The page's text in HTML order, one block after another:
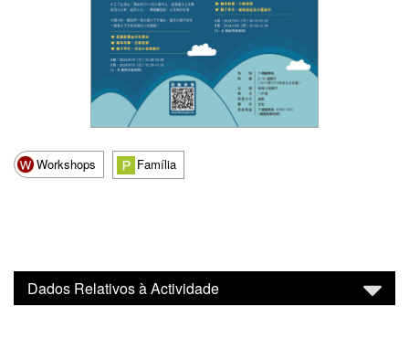
Workshops Família
Dados Relativos à Actividade